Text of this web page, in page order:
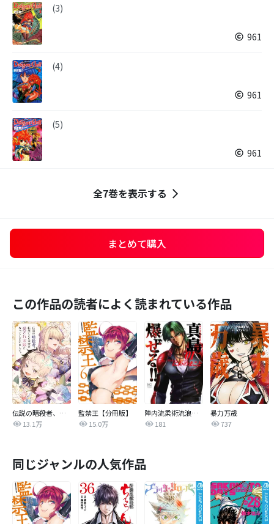
(3)
961
(4)
961
(5)
961
全7巻を表示する
まとめて購入
この作品の読者によく読まれている作品
伝説の暗殺者、転生したら王家の愛され末娘になってしまいまして。【タテヨミ】
13.1万
監禁王【分冊版】
15.0万
陣内流柔術流浪伝 真島、爆ぜる！！
181
暴力万歳
737
同じジャンルの人気作品